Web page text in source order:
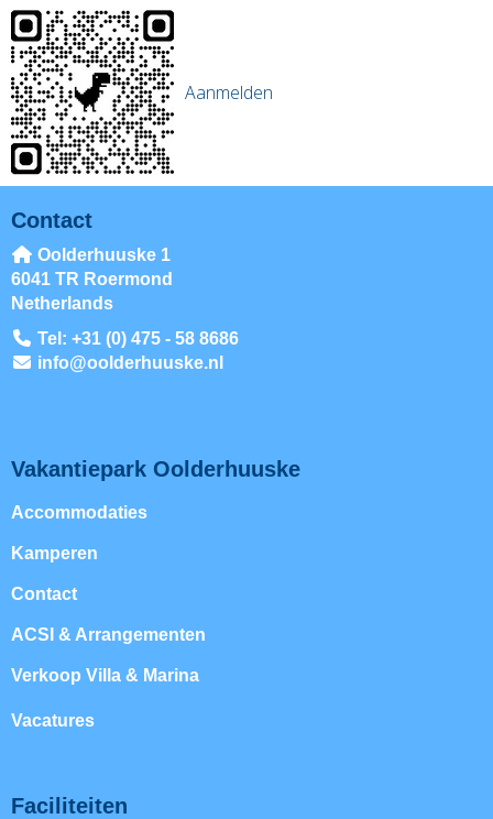
Aanmelden
Contact
Oolderhuuske 1
6041 TR Roermond
Netherlands
Tel: +31 (0) 475 - 58 8686
ofni@oolderhuuske.nl
Vakantiepark Oolderhuuske
Accommodaties
Kamperen
Contact
ACSI & Arrangementen
Verkoop Villa & Marina
Vacatures
Faciliteiten